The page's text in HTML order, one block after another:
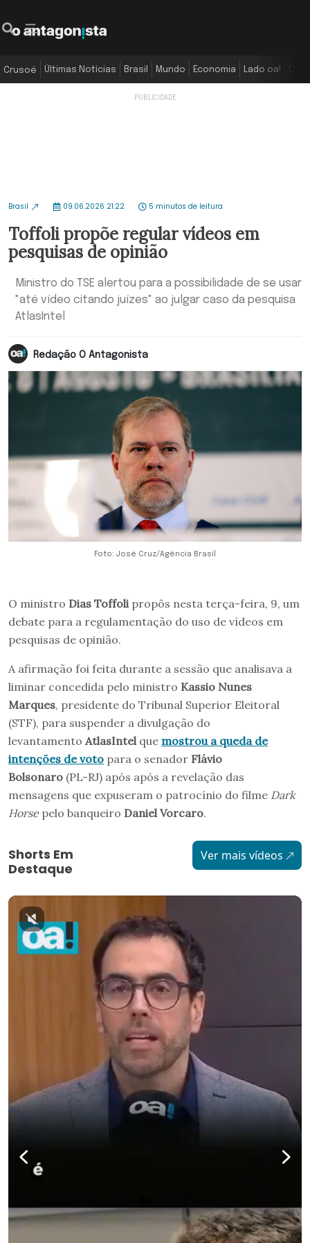
Crusoé Últimas Notícias Brasil Mundo Economia Lado oa!
Brasil 09.06.2026 21:22 5 minutos de leitura
Toffoli propõe regular vídeos em
pesquisas de opinião
Ministro do TSE alertou para a possibilidade de se usar
"até vídeo citando juízes" ao julgar caso da pesquisa
AtlasIntel
Redação O Antagonista
Foto: José Cruz/Agência Brasil
O ministro Dias Toffolipropôs nesta terça-feira, 9, um
debate para a regulamentação do uso de vídeos em
pesquisas de opinião.
A afirmação foi feita durante a sessão que analisava a
liminar concedida pelo ministro Kassio Nunes
Marques, presidente do Tribunal Superior Eleitoral
(STF), para suspender a divulgação do
levantamento AtlasIntelque mostrou a queda de
intenções de voto para o senador Flávio
Bolsonaro (PL-RJ) após após a revelação das
mensagens que expuseram o patrocínio do filme Dark
Horsepelo banqueiro Daniel Vorcaro.
Shorts Em
Destaque
Ver mais vídeos